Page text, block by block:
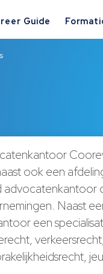
Guide
ook een
advocatenkantoor
Naast
een